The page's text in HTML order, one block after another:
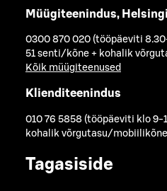
Müügiteenindus,
0300 870 020 (tööpäeviti
51 senti/kõne + kohalik
Kõik müügiteenused
Klienditeenindus
010 76 5858 (tööpäeviti klo 9-
kohalik võrgutasu/
Tagasiside